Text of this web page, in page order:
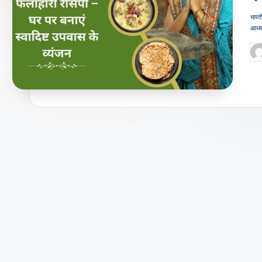
जी
वन
शै
ली
का
by